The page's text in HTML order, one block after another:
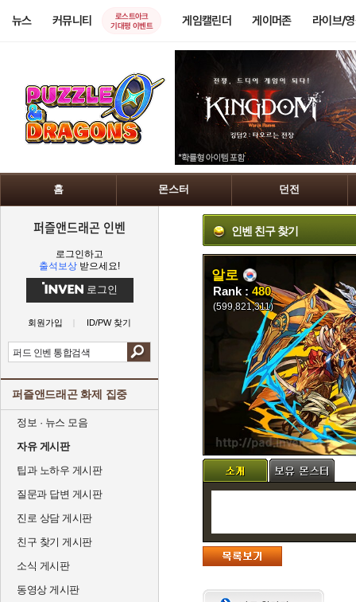
뉴스 커뮤니티
로스트아크
기대평 이벤트
게임캘린더 게이머존 라이브/
홈 몬스터 던전
퍼즐앤드래곤 인벤
로그인하고
출석보상 받으세요!
로그인
회원가입 ID/PW 찾기
퍼즐앤드래곤 화제 집중
정보 · 뉴스 모음
자유 게시판
팁과 노하우 게시판
질문과 답변 게시판
진로 상담 게시판
친구 찾기 게시판
소식 게시판
동영상 게시판
인벤 친구 찾기
알로
Rank : 480
(599,821,311)